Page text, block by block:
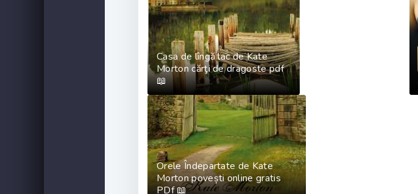
Casa de lîngă lac de Kate
Morton cărţi de dragoste pdf
📖
Orele Îndepartate de Kate
Morton povești online gratis
PDf 📖